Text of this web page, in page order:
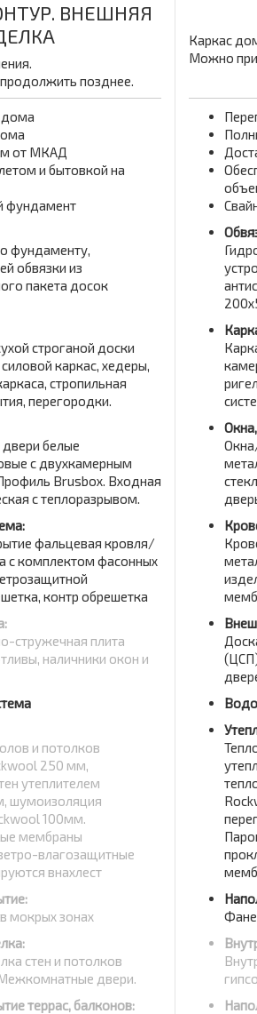
ВНЕШНЯЯ
позднее.
дома
от МКАД
и бытовкой на
фундамент
фундаменту,
обвязки из
пакета досок
строганой доски
каркас, хедеры,
стропильная
перегородки.
белые
с двухкамерным
Brusbox. Входная
с теплоразрывом.
фальцевая кровля/
с комплектом фасонных
контр обрешетка
стружечная плита
наличники окон и
и потолков
250 мм,
утеплителем
шумоизоляция
100мм.
мембраны
влагозащитные
внахлест
мокрых зонах
стен и потолков
двери.
террас, балконов:
Каркас
Можно